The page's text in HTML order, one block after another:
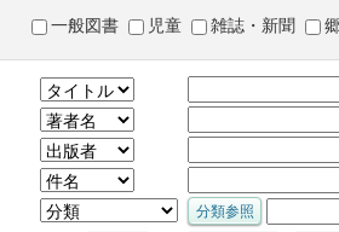
一般図書 児童 雑誌・新聞